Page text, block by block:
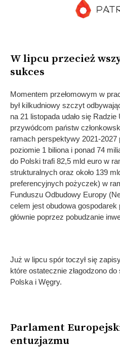
W lipcu przecież
sukces
Momentem przełomowym w
był kilkudniowy szczyt
na 21 listopada udało się
przywódcom państw
ramach perspektywy 2021-
poziomie 1 biliona i ponad 74
do Polski trafi 82,5 mld euro w
strukturalnych oraz około 139
preferencyjnych pożyczek) w
Funduszu Odbudowy Europy
celem jest obudowa gospodarek
głównie poprzez pobudzanie
Już w lipcu spór toczył się
które ostatecznie złagodzono
Polska i Węgry.
Parlament
entuzjazmu